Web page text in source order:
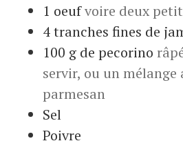
1 oeufvoire deux
4tranches fines de
100 g de pecorino
servir, ou un mélange
parmesan
Sel
Poivre